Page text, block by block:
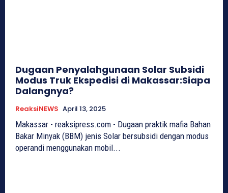
Dugaan Penyalahgunaan Solar Subsidi
Modus Truk Ekspedisi di Makassar:Siapa
Dalangnya?
ReaksiNEWS April 13, 2025
Makassar - reaksipress.com - Dugaan praktik mafia Bahan
Bakar Minyak (BBM) jenis Solar bersubsidi dengan modus
operandi menggunakan mobil...